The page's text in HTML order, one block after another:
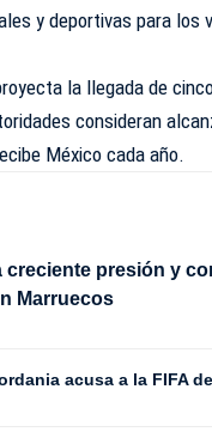
y deportivas para los
la llegada de
consideran
México cada año.
creciente presión y
Marruecos
acusa a la FIFA